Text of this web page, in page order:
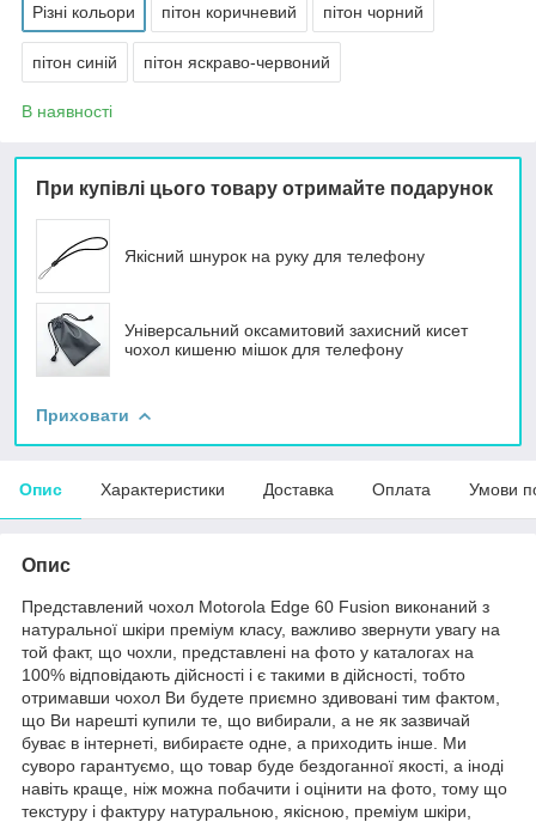
Різні кольори пітон коричневий пітон чорний
пітон синій пітон яскраво-червоний
В наявності
При купівлі цього товару отримайте подарунок
Якісний шнурок на руку для телефону
Універсальний оксамитовий захисний кисет
чохол кишеню мішок для телефону
Приховати
Опис Характеристики Доставка Оплата Умови
Опис
Представлений чохол Motorola Edge 60 Fusion виконаний з
натуральної шкіри преміум класу, важливо звернути увагу на
той факт, що чохли, представлені на фото у каталогах на
100% відповідають дійсності і є такими в дійсності, тобто
отримавши чохол Ви будете приємно здивовані тим фактом,
що Ви нарешті купили те, що вибирали, а не як зазвичай
буває в інтернеті, вибираєте одне, а приходить інше. Ми
суворо гарантуємо, що товар буде бездоганної якості, а іноді
навіть краще, ніж можна побачити і оцінити на фото, тому що
текстуру і фактуру натуральною, якісною, преміум шкіри,